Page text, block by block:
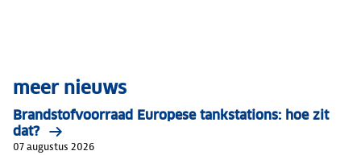
meer nieuws
Brandstofvoorraad Europese tankstations: hoe zit
dat?
07 augustus 2026